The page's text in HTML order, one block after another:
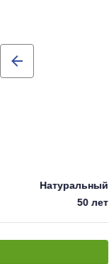
Натуральный
50 лет